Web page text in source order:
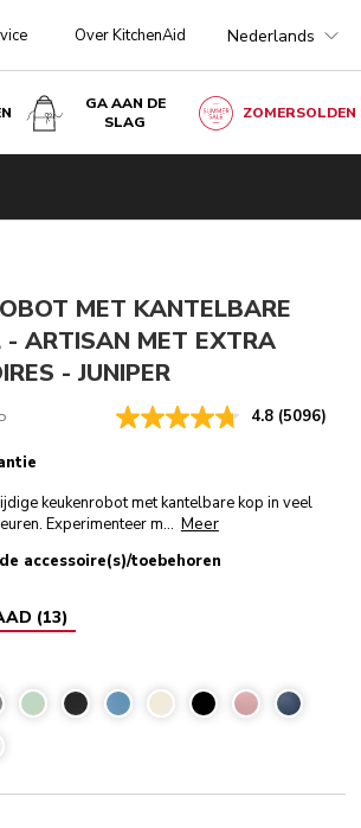
Over KitchenAid Nederlands
GA AAN DE
SLAG
ZOMERSOLDEN
Juniper
MET KANTELBARE
- ARTISAN MET EXTRA
- JUNIPER
4.8 (5096)
keukenrobot met kantelbare kop in veel
Experimenteer m... Meer
accessoire(s)/toebehoren
(13)